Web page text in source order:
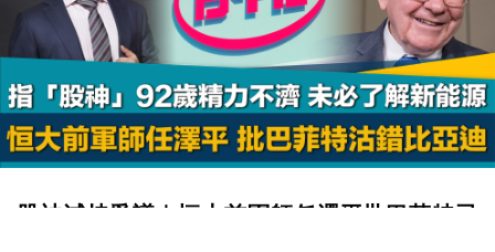
股神減持爭議｜恒大前軍師任澤平批巴菲特已